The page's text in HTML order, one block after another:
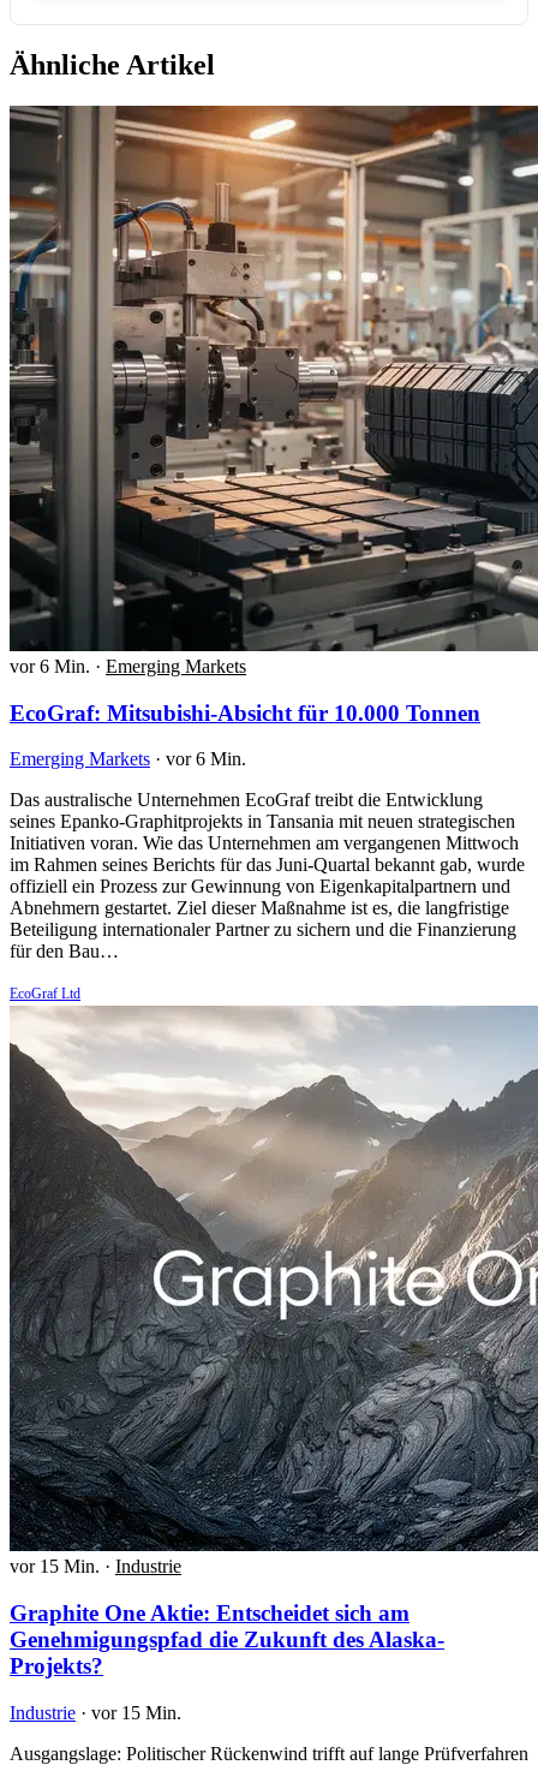
Ähnliche Artikel
vor 6 Min. · Emerging Markets
EcoGraf: Mitsubishi-Absicht für 10.000 Tonnen
Emerging Markets · vor 6 Min.
Das australische Unternehmen EcoGraf treibt die Entwicklung
seines Epanko-Graphitprojekts in Tansania mit neuen strategischen
Initiativen voran. Wie das Unternehmen am vergangenen Mittwoch
im Rahmen seines Berichts für das Juni-Quartal bekannt gab, wurde
offiziell ein Prozess zur Gewinnung von Eigenkapitalpartnern und
Abnehmern gestartet. Ziel dieser Maßnahme ist es, die langfristige
Beteiligung internationaler Partner zu sichern und die Finanzierung
für den Bau…
EcoGraf Ltd
vor 15 Min. · Industrie
Graphite One Aktie: Entscheidet sich am
Genehmigungspfad die Zukunft des Alaska-
Projekts?
Industrie · vor 15 Min.
Ausgangslage: Politischer Rückenwind trifft auf lange Prüfverfahren